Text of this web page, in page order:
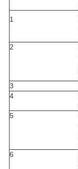
1
2
3
4
5
6